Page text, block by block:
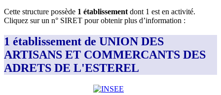
Cette structure possède 1 établissement dont 1 est en activité.
Cliquez sur un n° SIRET pour obtenir plus d’information :
1 établissement de UNION DES
ARTISANS ET COMMERCANTS DES
ADRETS DE L'ESTEREL